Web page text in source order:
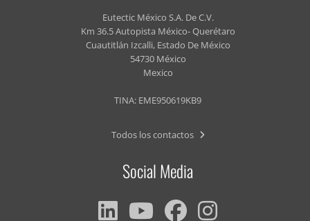
Eutectic México S.A. De C.V.
Km 36.5 Autopista México- Querétaro
Cuautitlán Izcalli, Estado De México
54730 México
Mexico
TINA: EME950619KB9
Todos los contactos
Social Media